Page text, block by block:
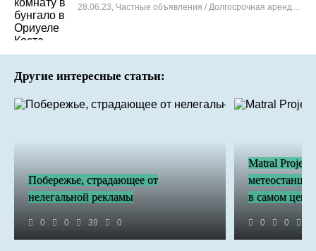
28.06.23, Частные объявления / Долгосрочная аренда квартир, домов
Другие интересные статьи:
Побережье, страдающее от
нелегальной рекламы
0 0 39 0
Matral Project
в самом
0 0